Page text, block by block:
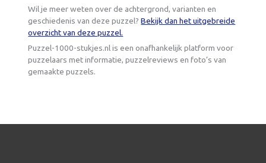
Wil je meer weten over de achtergrond, varianten en
geschiedenis van deze puzzel?Bekijk dan het uitgebreide
overzicht van deze puzzel.
Puzzel-1000-stukjes.nl is een onafhankelijk platform voor
puzzelaars met informatie, puzzelreviews en foto’s van
gemaakte puzzels.